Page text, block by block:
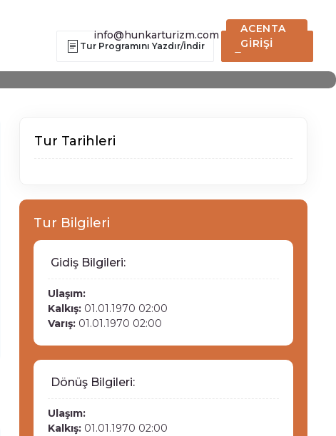
info@hunkarturizm.com
ACENTA
GİRİŞİ
Tur Programını Yazdır/İndir Hemen Ara
Tur Tarihleri
Tur Bilgileri
Gidiş Bilgileri:
Ulaşım:
Kalkış:01.01.1970 02:00
Varış:01.01.1970 02:00
Dönüş Bilgileri:
Ulaşım:
Kalkış:01.01.1970 02:00